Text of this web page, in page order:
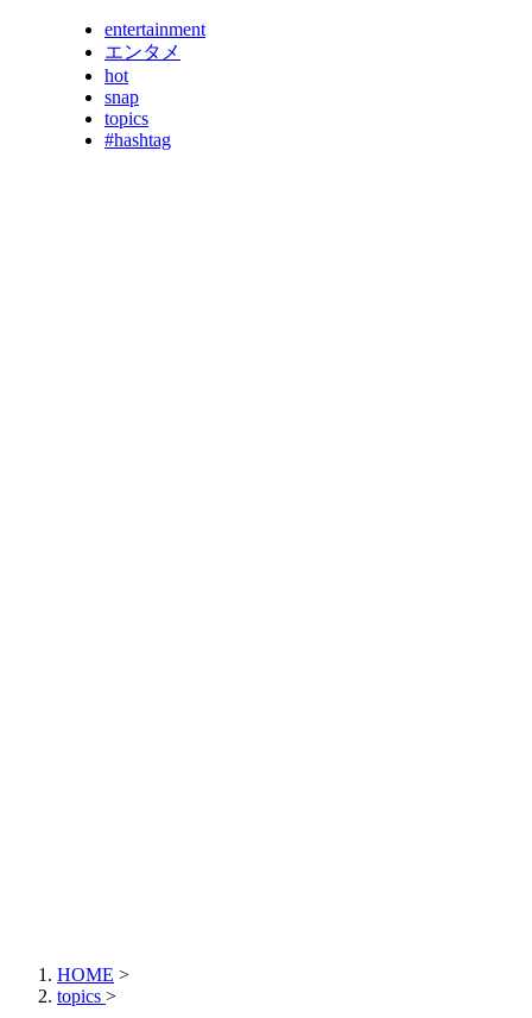
entertainment
エンタメ
hot
snap
topics
#hashtag
HOME >
topics >